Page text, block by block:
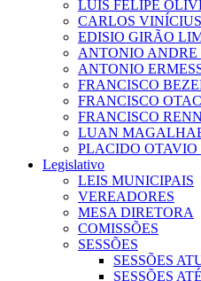
LUIS FELIPE
CARLOS
EDISIO GIRÃO
ANTONIO ANDRE
ANTONIO
FRANCISCO
FRANCISCO
FRANCISCO
LUAN
PLACIDO OTAVIO
Legislativo
LEIS MUNICIPAIS
VEREADORES
MESA DIRETORA
COMISSÕES
SESSÕES
SESSÕES
SESSÕES